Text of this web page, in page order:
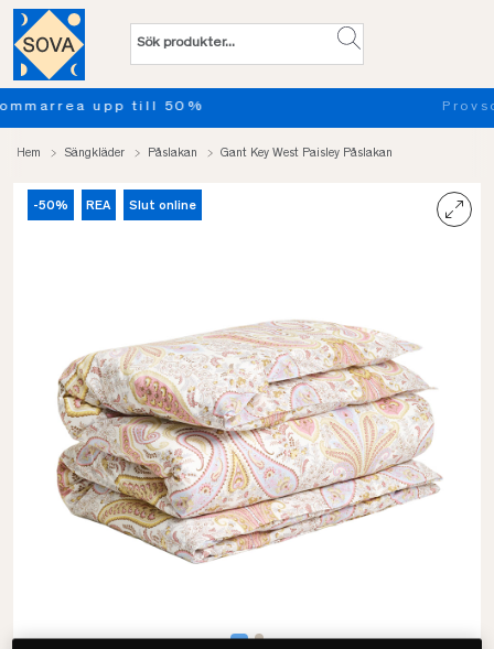
Provsov upp till 100 nätter. Läs mer
Hem Sängkläder Påslakan Gant Key West Paisley Påslakan
-50% REA Slut online